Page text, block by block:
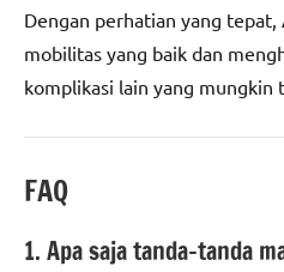
Dengan perhatian yang
mobilitas yang baik dan
komplikasi lain yang mungkin
FAQ
1. Apa saja tanda-tanda